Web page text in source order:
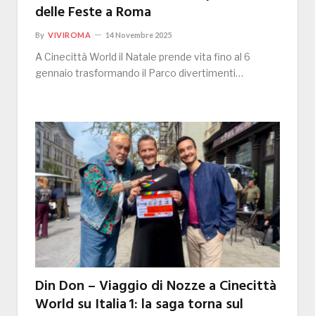
delle Feste a Roma
By VIVIROMA 14 Novembre 2025
A Cinecittà World il Natale prende vita fino al 6
gennaio trasformando il Parco divertimenti…
Din Don – Viaggio di Nozze a Cinecittà
World su Italia 1: la saga torna sul